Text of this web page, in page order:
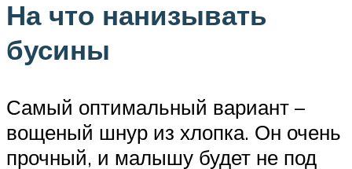
На что нанизывать
бусины
Самый оптимальный вариант –
вощеный шнур из хлопка. Он очень
прочный, и малышу будет не под